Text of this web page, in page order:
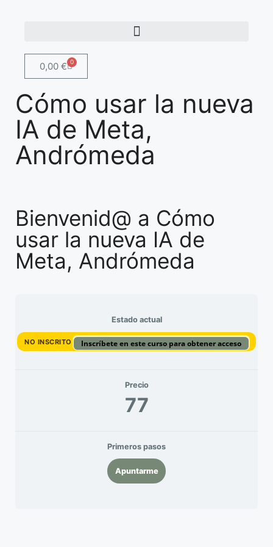
0,00 € 0
Cómo usar la nueva
IA de Meta,
Andrómeda
Bienvenid@ a Cómo
usar la nueva IA de
Meta, Andrómeda
Estado actual
NO INSCRITO Inscríbete en este curso para obtener acceso
Precio
77
Primeros pasos
Apuntarme